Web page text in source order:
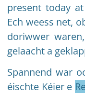
present today
Ech weess net,
doriwwer
gelaacht a
Spannend war
éischte Kéier e